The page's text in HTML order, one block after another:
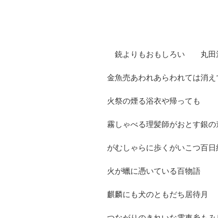
銃よりもおもしろい 丸田
金魚売あわれあらわれては消え
火祭の煙る浴衣や帰っても
霧しゃべる理髪師がおとす銀の
がむしゃらに歩くがいこつ百日
火が蠟に憑いている百物語
麒麟にも犬のともだち居待月